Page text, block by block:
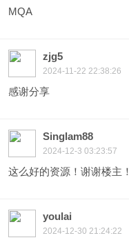
MQA
zjg5
2024-11-22 22:38:26
感谢分享
Singlam88
2024-12-3 03:23:57
这么好的资源！谢谢楼主！
youlai
2024-12-30 21:24:22